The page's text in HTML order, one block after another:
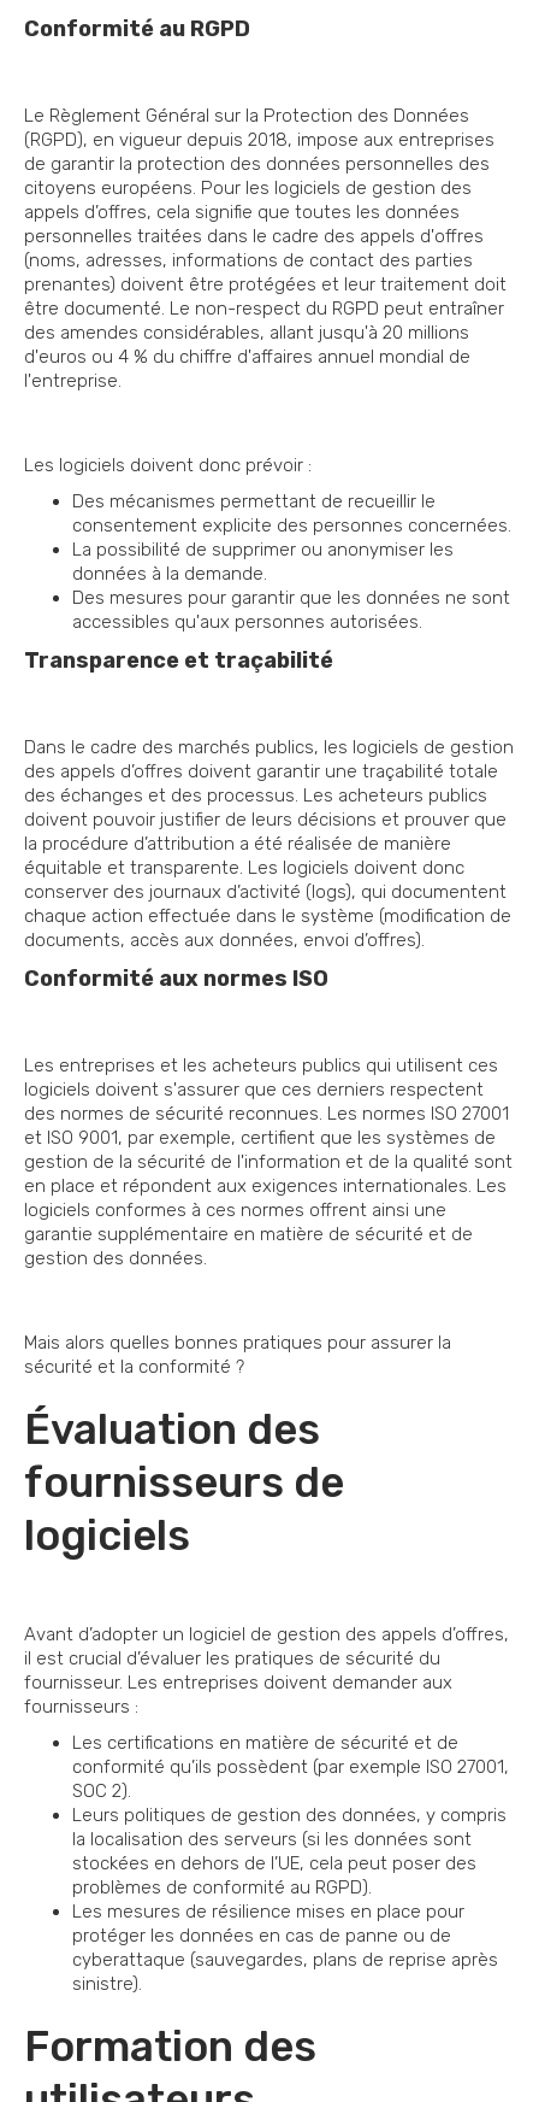
Conformité au RGPD
Le Règlement Général sur la Protection des Données
(RGPD), en vigueur depuis 2018, impose aux entreprises
de garantir la protection des données personnelles des
citoyens européens. Pour les logiciels de gestion des
appels d’offres, cela signifie que toutes les données
personnelles traitées dans le cadre des appels d'offres
(noms, adresses, informations de contact des parties
prenantes) doivent être protégées et leur traitement doit
être documenté. Le non-respect du RGPD peut entraîner
des amendes considérables, allant jusqu'à 20 millions
d'euros ou 4 % du chiffre d'affaires annuel mondial de
l'entreprise.
Les logiciels doivent donc prévoir :
Des mécanismes permettant de recueillir le
consentement explicite des personnes concernées.
La possibilité de supprimer ou anonymiser les
données à la demande.
Des mesures pour garantir que les données ne sont
accessibles qu'aux personnes autorisées.
Transparence et traçabilité
Dans le cadre des marchés publics, les logiciels de gestion
des appels d’offres doivent garantir une traçabilité totale
des échanges et des processus. Les acheteurs publics
doivent pouvoir justifier de leurs décisions et prouver que
la procédure d’attribution a été réalisée de manière
équitable et transparente. Les logiciels doivent donc
conserver des journaux d’activité (logs), qui documentent
chaque action effectuée dans le système (modification de
documents, accès aux données, envoi d’offres).
Conformité aux normes ISO
Les entreprises et les acheteurs publics qui utilisent ces
logiciels doivent s'assurer que ces derniers respectent
des normes de sécurité reconnues. Les normes ISO 27001
et ISO 9001, par exemple, certifient que les systèmes de
gestion de la sécurité de l'information et de la qualité sont
en place et répondent aux exigences internationales. Les
logiciels conformes à ces normes offrent ainsi une
garantie supplémentaire en matière de sécurité et de
gestion des données.
Mais alors quelles bonnes pratiques pour assurer la
sécurité et la conformité ?
Évaluation des
fournisseurs de
logiciels
Avant d’adopter un logiciel de gestion des appels d’offres,
il est crucial d’évaluer les pratiques de sécurité du
fournisseur. Les entreprises doivent demander aux
fournisseurs :
Les certifications en matière de sécurité et de
conformité qu’ils possèdent (par exemple ISO 27001,
SOC 2).
Leurs politiques de gestion des données, y compris
la localisation des serveurs (si les données sont
stockées en dehors de l’UE, cela peut poser des
problèmes de conformité au RGPD).
Les mesures de résilience mises en place pour
protéger les données en cas de panne ou de
cyberattaque (sauvegardes, plans de reprise après
sinistre).
Formation des